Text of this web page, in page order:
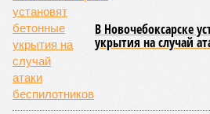
В Новочебоксарске
укрытия на случай